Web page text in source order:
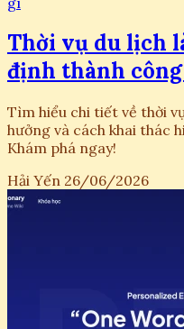
Thời vụ du lịch
định thành
Tìm hiểu chi tiết về thời
hưởng và cách khai thác
Khám phá ngay!
Hải Yến 26/06/2026